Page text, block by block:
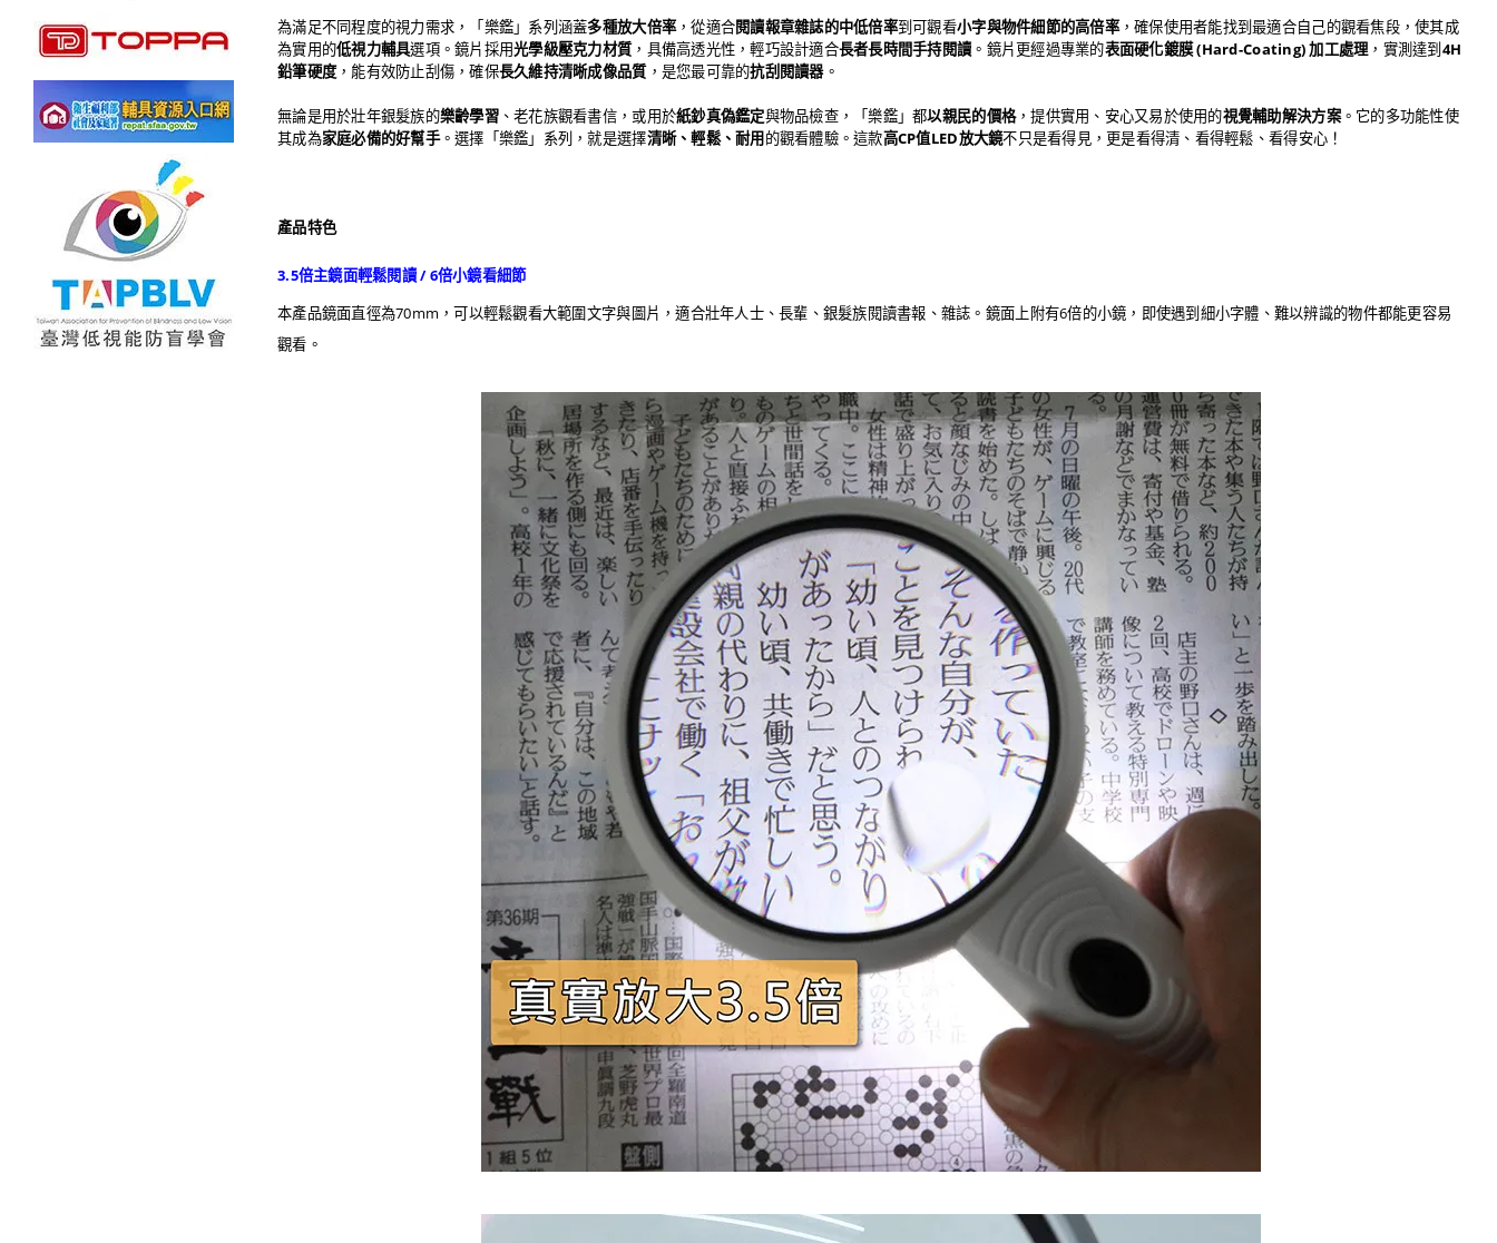
為滿足不同程度的視力需求，「樂鑑」系列涵蓋多種放大倍率，從適合閱讀報章雜誌的中低倍率到可觀看小字與物件細節的高倍率，確保使用者能找到最適合自己的觀看焦段，使其成
為實用的低視力輔具選項。鏡片採用光學級壓克力材質，具備高透光性，輕巧設計適合長者長時間手持閱讀 。鏡片更經過專業的表面硬化鍍膜 (Hard-Coating) 加工處理，實測達到4H
鉛筆硬度，能有效防止刮傷，確保長久維持清晰成像品質，是您最可靠的抗刮閱讀器。
無論是用於壯年銀髮族的樂齡學習、老花族觀看書信，或用於紙鈔真偽鑑定與物品檢查，「樂鑑」都以親民的價格，提供實用、安心又易於使用的視覺輔助解決方案。它的多功能性使
其成為家庭必備的好幫手。選擇「樂鑑」系列，就是選擇清晰、輕鬆、耐用的觀看體驗。這款高CP值LED放大鏡不只是看得見，更是看得清、看得輕鬆、看得安心！
產品特色
3.5倍主鏡面輕鬆閱讀 / 6倍小鏡看細節
本產品鏡面直徑為70mm，可以輕鬆觀看大範圍文字與圖片，適合壯年人士、長輩、銀髮族閱讀書報、雜誌。鏡面上附有6倍的小鏡，即使遇到細小字體、難以辨識的物件都能更容易
觀看。